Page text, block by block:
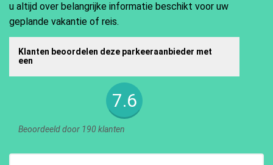
u altijd over belangrijke informatie beschikt voor uw
geplande vakantie of reis.
Klanten beoordelen deze parkeeraanbieder met
een
7.6
Beoordeeld door 190 klanten